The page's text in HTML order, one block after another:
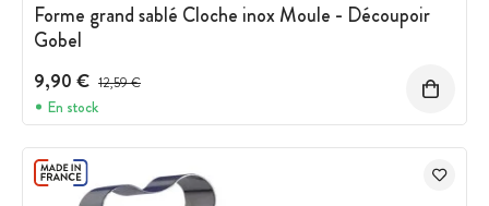
Forme grand sablé Cloche inox Moule - Découpoir
Gobel
9,90 € Prix avant réduction :
12,59 €
En stock